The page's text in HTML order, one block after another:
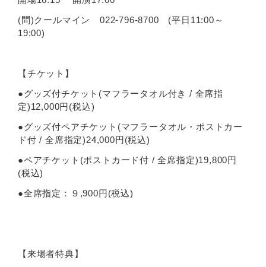
(問)クールマイン 022-796-8700 (平日11:00～
19:00)
【チケット】
●グッズ付チケット(マフラータオル付き / 全席指
定)12,000円(税込)
●グッズ付ペアチケット(マフラータオル・ポストカー
ド付 / 全席指定)24,000円(税込)
●ペアチケット(ポストカード付 / 全席指定)19,800円
(税込)
●全席指定：９,900円(税込)
【来場者特典】